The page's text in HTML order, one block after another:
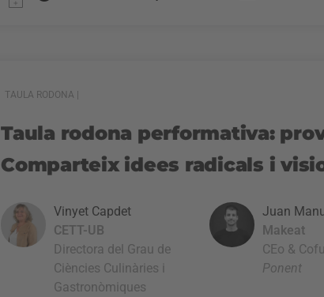
TAULA RODONA |
Taula rodona performativa:
Comparteix idees radicals i
Vinyet Capdet
CETT-UB
Directora del Grau de
Ciències Culinàries i
Gastronòmiques
Juan
Makeat
CEo &
Ponent